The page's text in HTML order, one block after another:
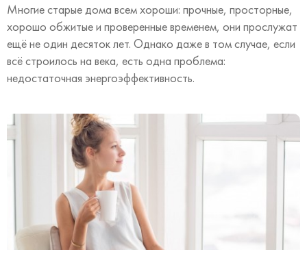
Многие старые дома всем хороши: прочные, просторные,
хорошо обжитые и проверенные временем, они прослужат
ещё не один десяток лет. Однако даже в том случае, если
всё строилось на века, есть одна проблема:
недостаточная энергоэффективность.